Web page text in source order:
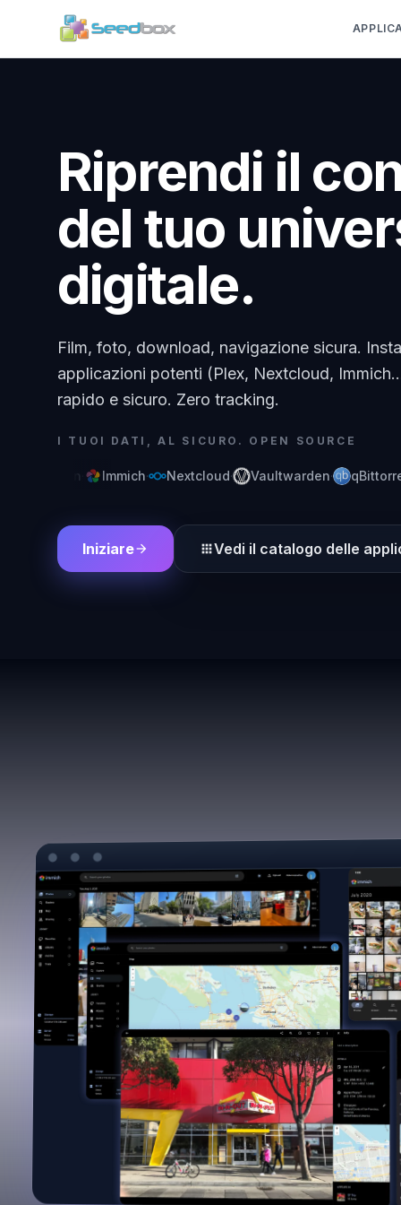
Riprendi il
del tuo
digitale.
Film, foto, download, navigazione sicura.
applicazioni potenti (Plex, Nextcloud,
rapido e sicuro. Zero tracking.
I TUOI DATI, AL SICURO. OPEN SOURCE
Immich· Nextcloud· Vaultwarden·
Iniziarearrow_forward appsVedi il catalogo delle